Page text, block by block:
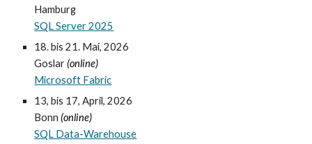
Hamburg
SQL Server 2025
18.bis21. Mai, 2026
Goslar (online)
Microsoft Fabric
13, bis 17, April, 2026
Bonn(online)
SQL Data-Warehouse